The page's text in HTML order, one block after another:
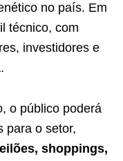
no país. Em
técnico, com
investidores e
o público poderá
para o setor,
shoppings,